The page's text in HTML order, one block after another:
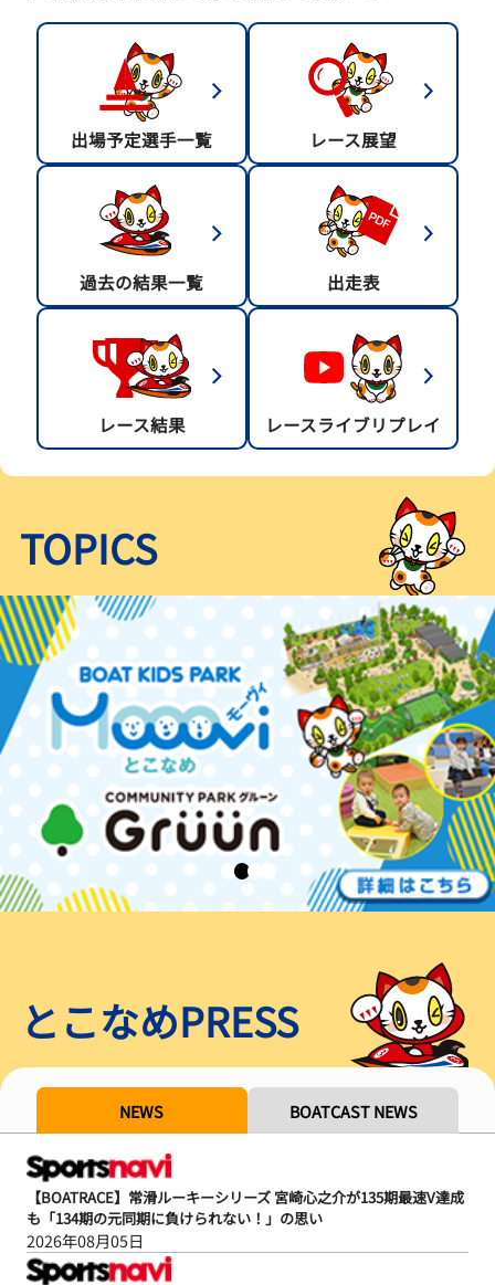
出場予定選手一覧 レース展望
過去の結果一覧 出走表
レース結果 レースライブリプレイ
TOPICS
とこなめPRESS
NEWS BOATCAST NEWS
【BOATRACE】常滑ルーキーシリーズ 宮崎心之介が135期最速V達成
も「134期の元同期に負けられない！」の思い
2026年08月05日